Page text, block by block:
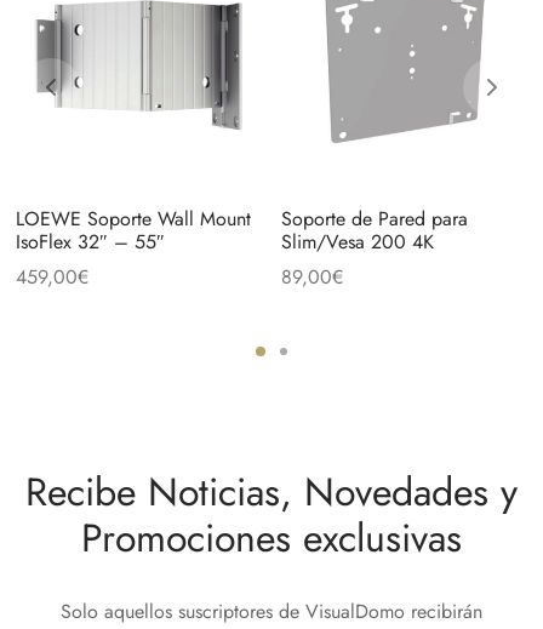
LOEWE Soporte Wall Mount
IsoFlex 32″ – 55″
459,00€
Soporte de Pared para
Slim/Vesa 200 4K
89,00€
Recibe Noticias, Novedades y
Promociones exclusivas
Solo aquellos suscriptores de VisualDomo recibirán